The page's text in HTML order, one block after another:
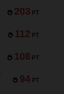
203 PT
112 PT
108 PT
94 PT